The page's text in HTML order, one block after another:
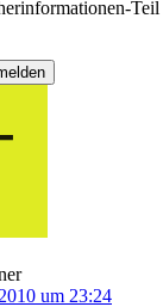
um 23:24